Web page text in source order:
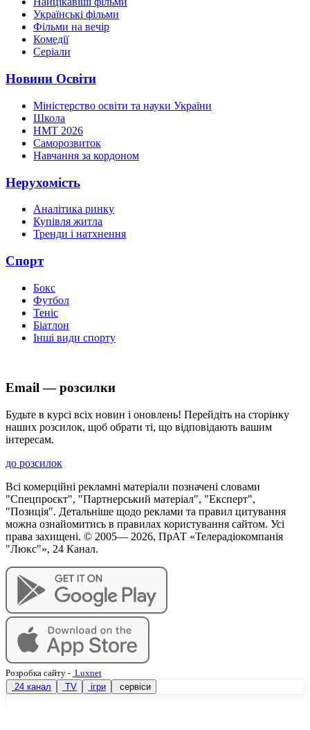
Українські фільми
Фільми на вечір
Комедії
Серіали
Новини Освіти
Міністерство освіти та науки України
Школа
НМТ 2026
Саморозвиток
Навчання за кордоном
Нерухомість
Аналітика ринку
Купівля житла
Тренди і натхнення
Спорт
Бокс
Футбол
Теніс
Біатлон
Інші види спорту
Email — розсилки
Будьте в курсі всіх новин і оновлень! Перейдіть на сторінку
наших розсилок, щоб обрати ті, що відповідають вашим
інтересам.
до розсилок
Всі комерційні рекламні матеріали позначені словами
"Спецпроєкт", "Партнерський матеріал", "Експерт",
"Позиція". Детальніше щодо реклами та правил цитування
можна ознайомитись в правилах користування сайтом. Усі
права захищені. © 2005— 2026, ПрАТ «Телерадіокомпанія
"Люкс"», 24 Канал.
Розробка сайту - Luxnet
24 канал
TV ігри сервіси